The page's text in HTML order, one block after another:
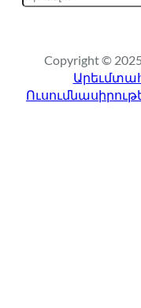
Copyright © 2025